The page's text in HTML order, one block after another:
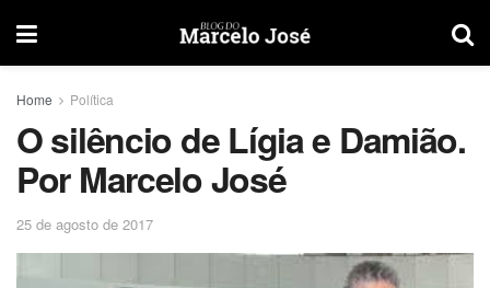
Home Política
O silêncio de Lígia e Damião.
Por Marcelo José
25 de agosto de 2017